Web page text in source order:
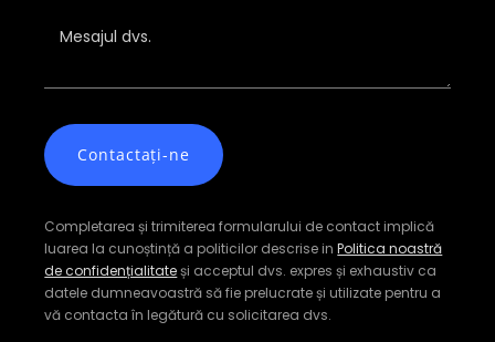
Contactați-ne
Completarea și trimiterea formularului de contact implică
luarea la cunoștință a politicilor descrise inPolitica noastră
de confidențialitateși acceptul dvs. expres și exhaustiv ca
datele dumneavoastră să fie prelucrate și utilizate pentru a
vă contacta în legătură cu solicitarea dvs.